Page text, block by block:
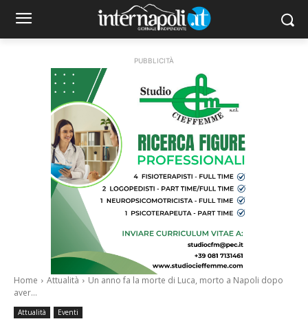
PUBBLICITÀ
Home Attualità
Un anno fa la morte di Luca, morto a Napoli dopo
aver...
Attualità Eventi